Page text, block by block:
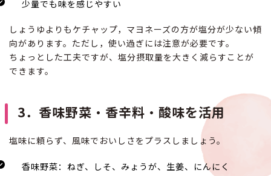
少量でも味を感じやすい
しょうゆよりもケチャップ，マヨネーズの方が塩分が少ない傾
向があります。ただし，使い過ぎには注意が必要です。
ちょっとした工夫ですが、塩分摂取量を大きく減らすことが
できます。
3．香味野菜・香辛料・酸味を活用
塩味に頼らず、風味でおいしさをプラスしましょう。
香味野菜：ねぎ、しそ、みょうが、生姜、にんにく